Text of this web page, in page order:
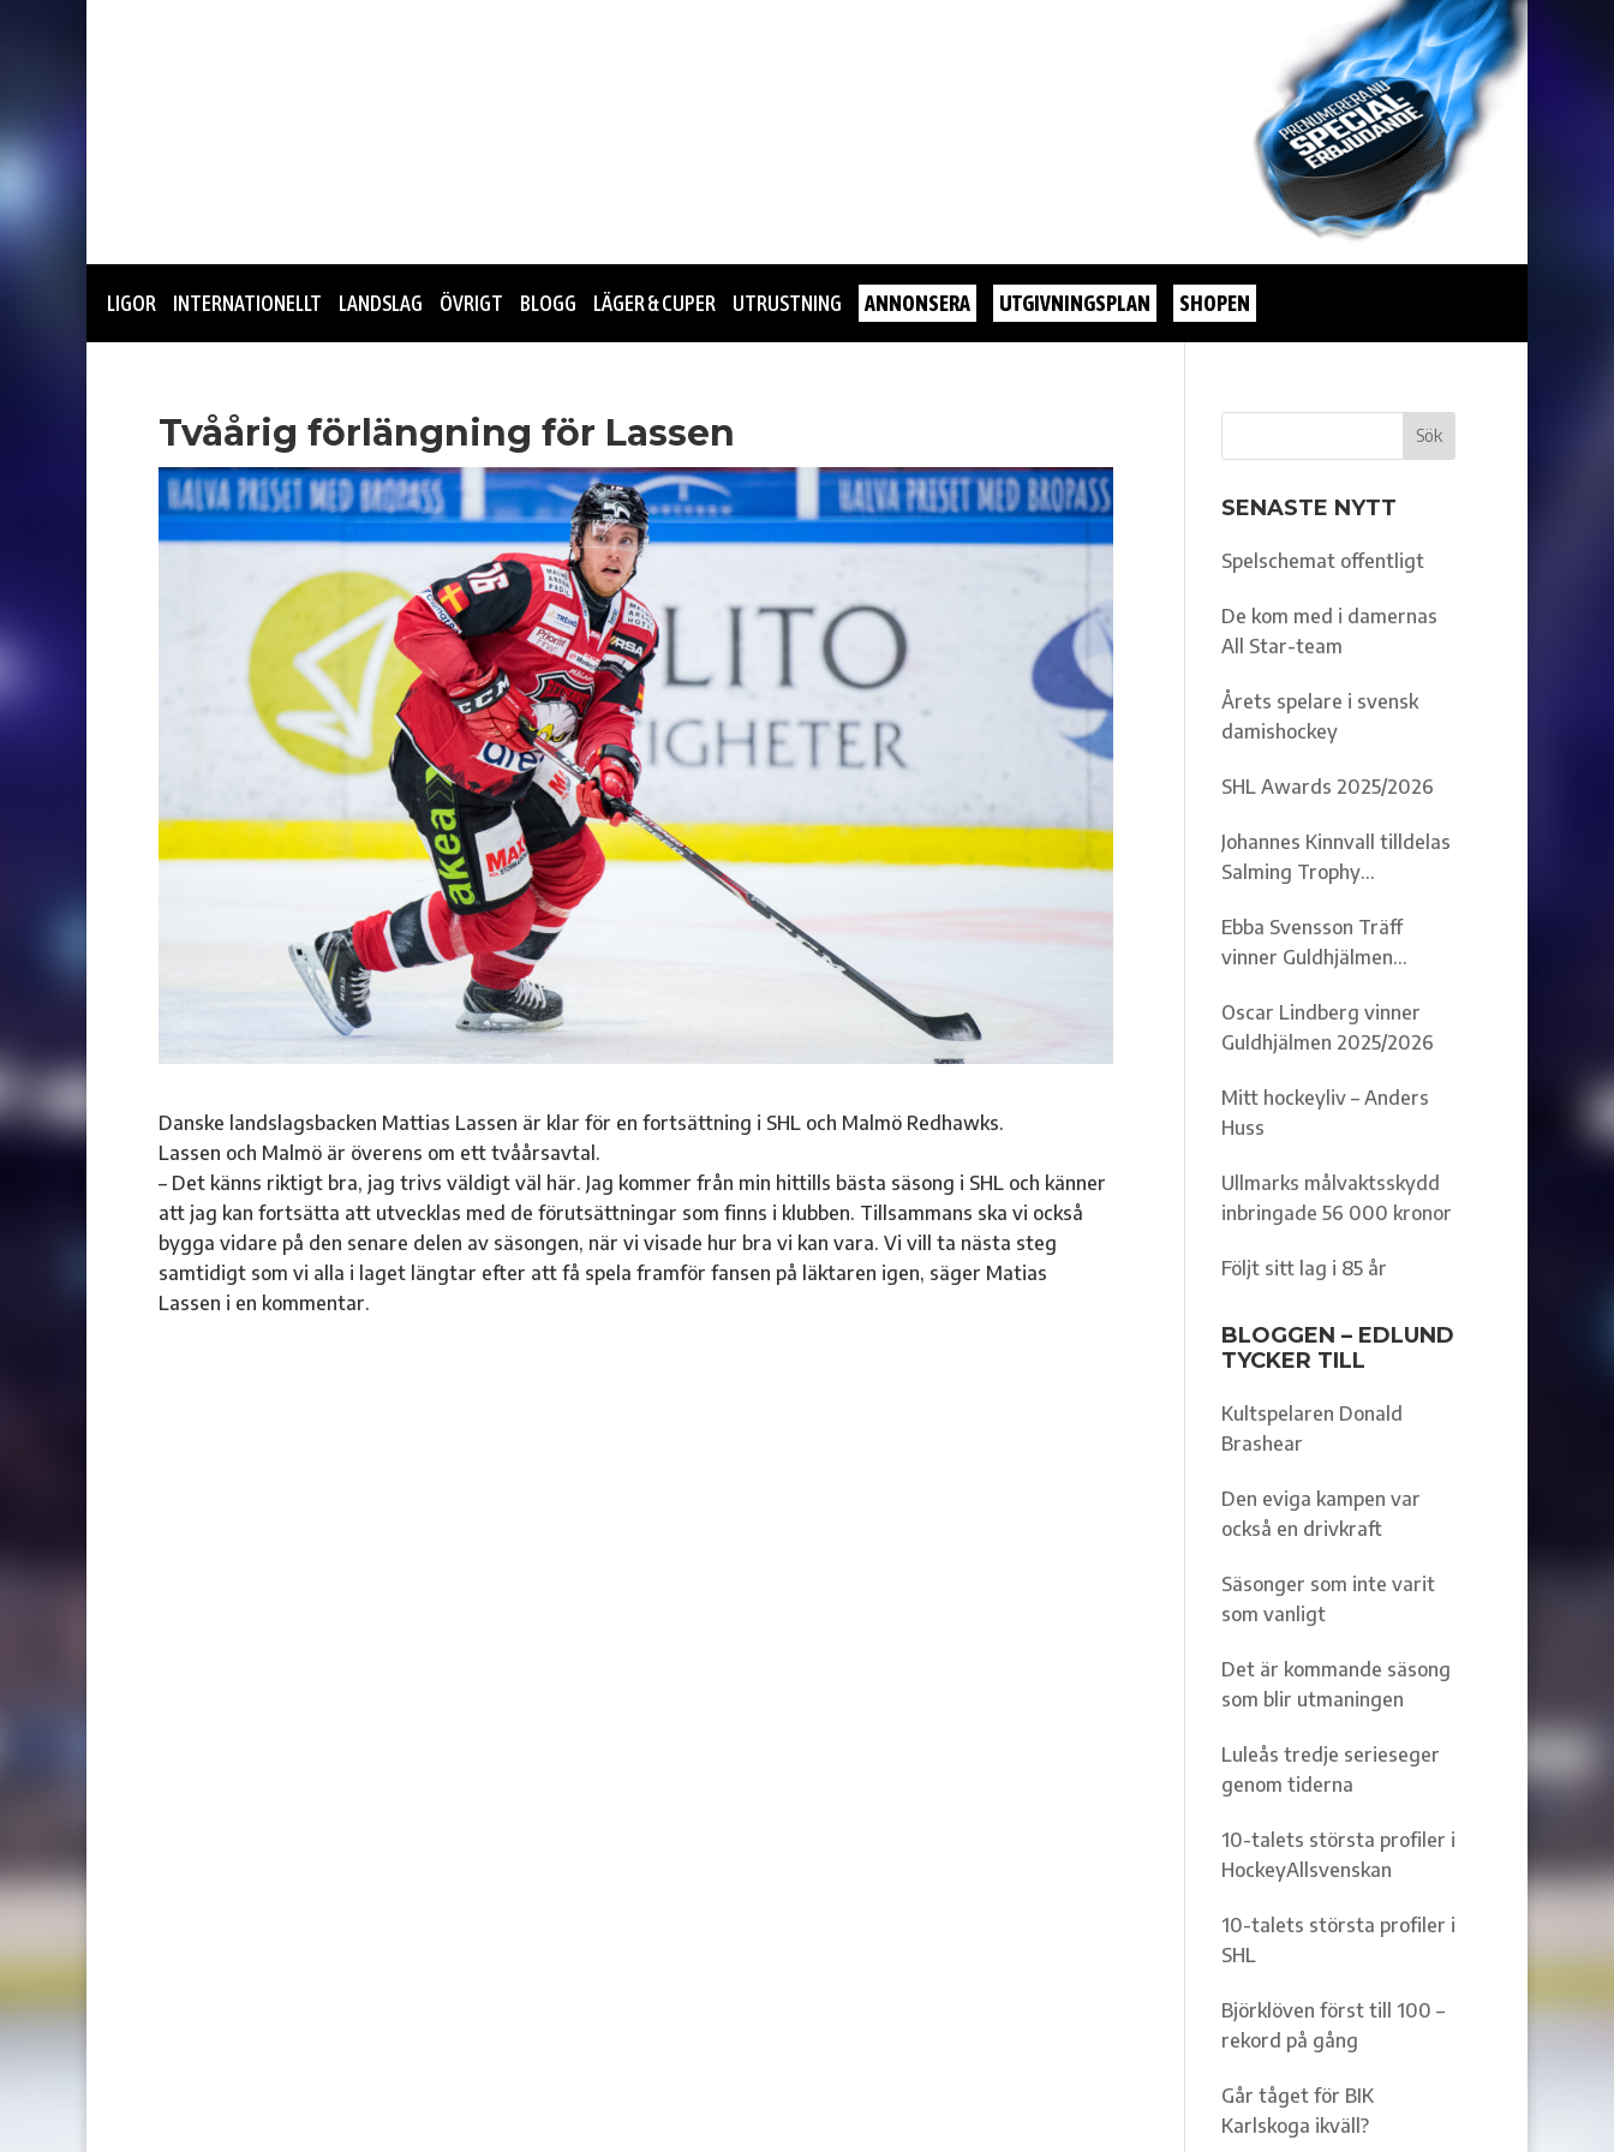
LIGOR INTERNATIONELLT LANDSLAG ÖVRIGT BLOGG LÄGER & CUPER UTRUSTNING ANNONSERA UTGIVNINGSPLAN SHOPEN
Tvåårig förlängning för Lassen
Danske landslagsbacken Mattias Lassen är klar för en fortsättning i SHL och Malmö Redhawks.
Lassen och Malmö är överens om ett tvåårsavtal.
– Det känns riktigt bra, jag trivs väldigt väl här. Jag kommer från min hittills bästa säsong i SHL och känner
att jag kan fortsätta att utvecklas med de förutsättningar som finns i klubben. Tillsammans ska vi också
bygga vidare på den senare delen av säsongen, när vi visade hur bra vi kan vara. Vi vill ta nästa steg
samtidigt som vi alla i laget längtar efter att få spela framför fansen på läktaren igen, säger Matias
Lassen i en kommentar.
SENASTE NYTT
Spelschemat offentligt
De kom med i damernas
All Star-team
Årets spelare i svensk
damishockey
SHL Awards 2025/2026
Johannes Kinnvall tilldelas
Salming Trophy
Ebba Svensson Träff
vinner Guldhjälmen
Oscar Lindberg vinner
Guldhjälmen 2025/2026
Mitt hockeyliv – Anders
Huss
Ullmarks målvaktsskydd
inbringade 56 000 kronor
Följt sitt lag i 85 år
BLOGGEN – EDLUND
TYCKER TILL
Kultspelaren Donald
Brashear
Den eviga kampen var
också en drivkraft
Säsonger som inte varit
som vanligt
Det är kommande säsong
som blir utmaningen
Luleås tredje serieseger
genom tiderna
10-talets största profiler i
HockeyAllsvenskan
10-talets största profiler i
SHL
Björklöven först till 100 –
rekord på gång
Går tåget för BIK
Karlskoga ikväll?